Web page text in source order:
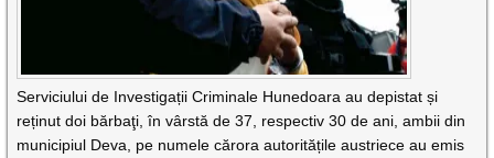
Serviciului de Investigații Criminale Hunedoara au depistat și
reținut doi bărbaţi, în vârstă de 37, respectiv 30 de ani, ambii din
municipiul Deva, pe numele cărora autoritățile austriece au emis